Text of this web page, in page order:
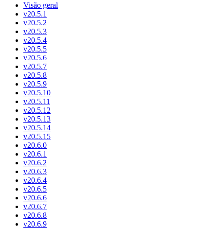
Visão geral
v20.5.1
v20.5.2
v20.5.3
v20.5.4
v20.5.5
v20.5.6
v20.5.7
v20.5.8
v20.5.9
v20.5.10
v20.5.11
v20.5.12
v20.5.13
v20.5.14
v20.5.15
v20.6.0
v20.6.1
v20.6.2
v20.6.3
v20.6.4
v20.6.5
v20.6.6
v20.6.7
v20.6.8
v20.6.9